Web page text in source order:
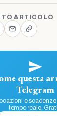
ARTICOLO
questa
Telegram
e
tempo reale.